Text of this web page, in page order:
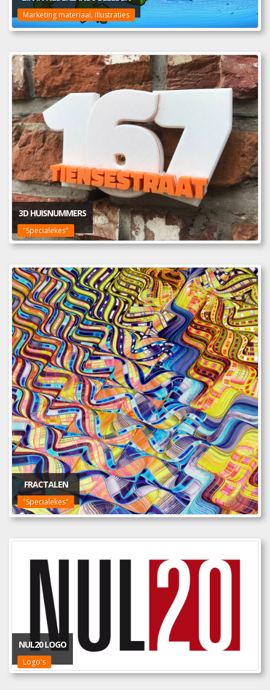
Marketing materiaal, Illustraties
3D HUISNUMMERS
"Specialekes"
FRACTALEN
"Specialekes"
NUL20 LOGO
Logo's